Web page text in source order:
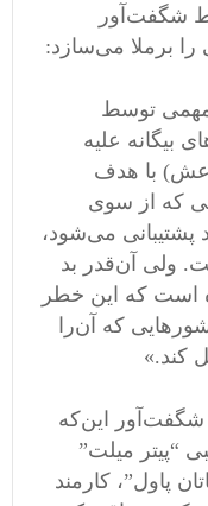
شگفت‌آور
را برملا می‌سازد:
‌توسط
بیگانه علیه
با هدف
که از سوی
می‌شود،
ولی آن‌قدر بد
است که این خطر
که آن‌را
کند.»
این‌که
“پیتر میلت”
پاول”، کارمند